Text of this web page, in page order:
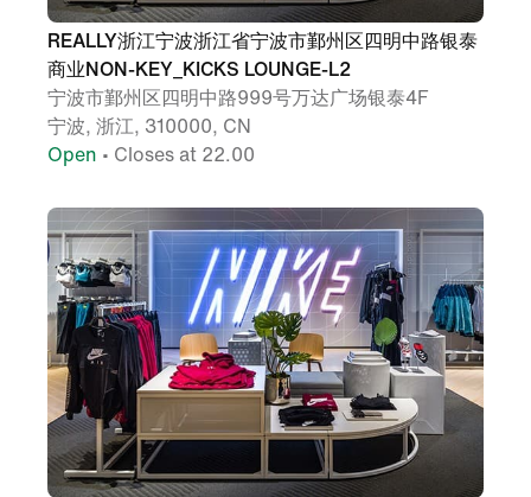
REALLY浙江宁波浙江省宁波市鄞州区四明中路银泰
商业NON-KEY_KICKS LOUNGE-L2
宁波市鄞州区四明中路999号万达广场银泰4F
宁波, 浙江, 310000, CN
Open • Closes at 22.00